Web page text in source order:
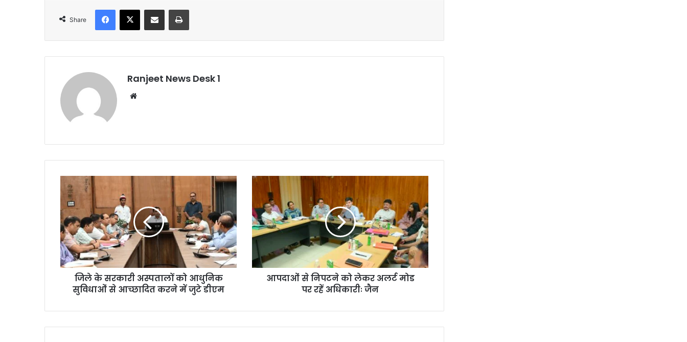
Share
Ranjeet News Desk 1
जिले के सरकारी अस्पतालों को आधुनिक
सुविधाओं से आच्छादित करने में जुटे डीएम
आपदाओं से निपटने को लेकर अलर्ट मोड
पर रहें अधिकारीः जैन